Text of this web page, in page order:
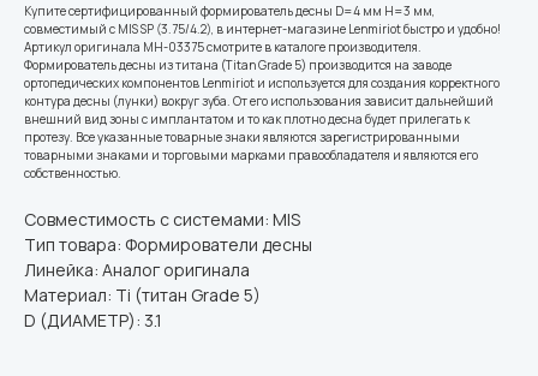
Купите сертифицированный формирователь десны D=4 мм H=3 мм,
совместимый с MIS SP (3.75/4.2), в интернет-магазине Lenmiriot быстро и удобно!
Артикул оригинала MH-03375 смотрите в каталоге производителя.
Формирователь десны из титана (Titan Grade 5) производится на заводе
ортопедических компонентов Lenmiriot и используется для создания корректного
контура десны (лунки) вокруг зуба. От его использования зависит дальнейший
внешний вид зоны с имплантатом и то как плотно десна будет прилегать к
протезу. Все указанные товарные знаки являются зарегистрированными
товарными знаками и торговыми марками правообладателя и являются его
собственностью.
Совместимость с системами: MIS
Тип товара: Формирователи десны
Линейка: Аналог оригинала
Материал: Ti (титан Grade 5)
D (ДИАМЕТР): 3.1